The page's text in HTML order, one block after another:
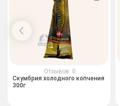
Отзывов: 0
Скумбрия холодного копчения
300г